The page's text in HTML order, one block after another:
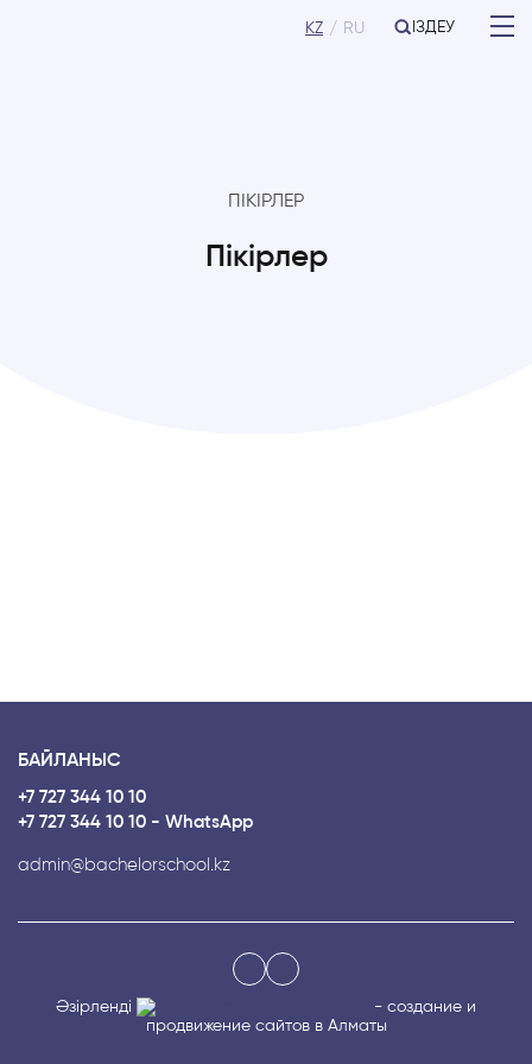
KZ RU ІЗДЕУ
ПІКІРЛЕР
Пікірлер
БАЙЛАНЫС
+7 727 344 10 10
+7 727 344 10 10 - WhatsApp
admin@bachelorschool.kz
Әзірленді
- создание и
продвижение сайтов в Алматы